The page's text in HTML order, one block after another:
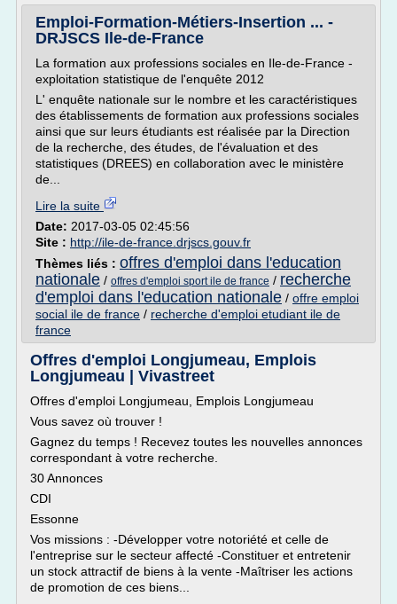
Emploi-Formation-Métiers-Insertion ... -
DRJSCS Ile-de-France
La formation aux professions sociales en Ile-de-France -
exploitation statistique de l'enquête 2012
L' enquête nationale sur le nombre et les caractéristiques
des établissements de formation aux professions sociales
ainsi que sur leurs étudiants est réalisée par la Direction
de la recherche, des études, de l'évaluation et des
statistiques (DREES) en collaboration avec le ministère
de...
Lire la suite
Date: 2017-03-05 02:45:56
Site : http://ile-de-france.drjscs.gouv.fr
Thèmes liés : offres d'emploi dans l'education
nationale / offres d'emploi sport ile de france / recherche
d'emploi dans l'education nationale / offre emploi
social ile de france / recherche d'emploi etudiant ile de
france
Offres d'emploi Longjumeau, Emplois
Longjumeau | Vivastreet
Offres d'emploi Longjumeau, Emplois Longjumeau
Vous savez où trouver !
Gagnez du temps ! Recevez toutes les nouvelles annonces
correspondant à votre recherche.
30 Annonces
CDI
Essonne
Vos missions : -Développer votre notoriété et celle de
l'entreprise sur le secteur affecté -Constituer et entretenir
un stock attractif de biens à la vente -Maîtriser les actions
de promotion de ces biens...